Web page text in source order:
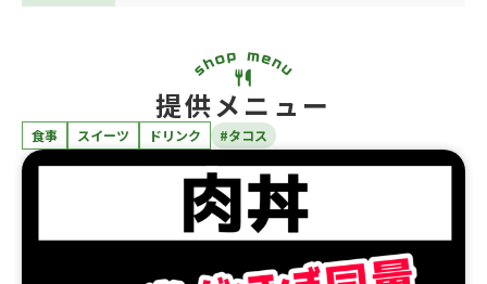
提供メニュー
食事 スイーツ ドリンク #タコス